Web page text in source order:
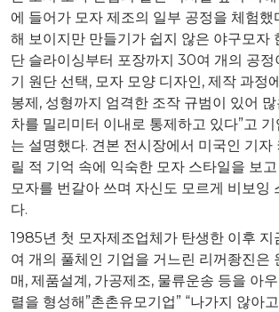
에 들어가 모자 제조의 일부 공정을 체험했
해 보이지만 만들기가 쉽지 않은 야구모자
단 슬라이싱부터 포장까지 30여 개의 공정
기 원단 선택, 모자 모양 디자인, 제작 과정
봉제, 성형까지 엄격한 조작 규범이 있어
차를 밀리미터 이내로 통제하고 있다”고
는 설명했다. 견본 전시장에서 미국인 기자
릴 적 기억 속에 익숙한 모자 스타일을 보
모자를 번갈아 쓰며 자신도 모르게 비보잉
다.
1985년 첫 모자제조업체가 탄생한 이후
여 개의 풀체인 기업을 거느린 리꺼좡진은
매, 제품설계, 가공제조, 물류운송 등을 아
렬을 형성해”촌촌유모기업” “나가지 않아